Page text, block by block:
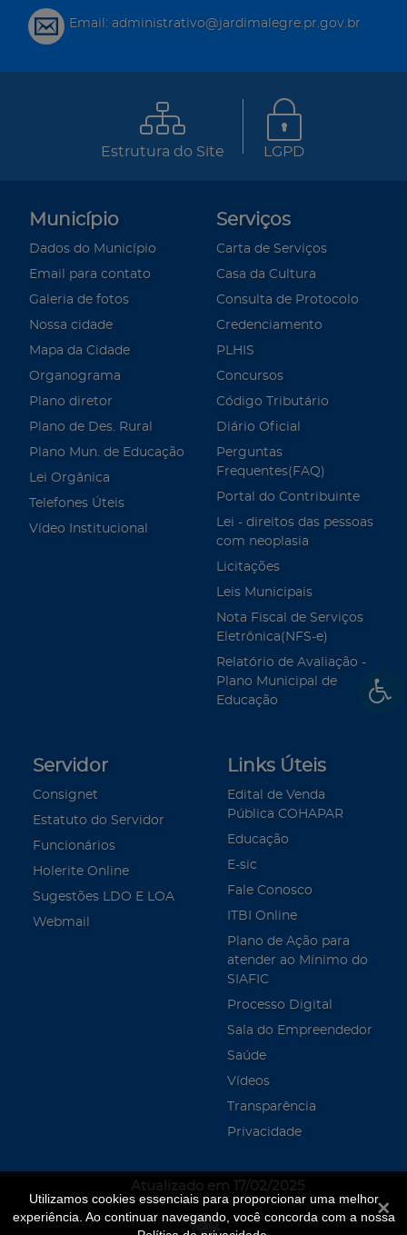
Utilizamos cookies essenciais para proporcionar uma melhor
experiência. Ao continuar navegando, você concorda com a nossa
Email: administrativo@jardimalegre.pr.gov.br
Estrutura do Site LGPD
Município
Dados do Município
Email para contato
Galeria de fotos
Nossa cidade
Mapa da Cidade
Organograma
Plano diretor
Plano de Des. Rural
Plano Mun. de Educação
Lei Orgânica
Telefones Úteis
Vídeo Institucional
Serviços
Carta de Serviços
Casa da Cultura
Consulta de Protocolo
Credenciamento
PLHIS
Concursos
Código Tributário
Diário Oficial
Perguntas
Frequentes(FAQ)
Portal do Contribuinte
Lei - direitos das pessoas
com neoplasia
Licitações
Leis Municipais
Nota Fiscal de Serviços
Eletrônica(NFS-e)
Relatório de Avaliação -
Plano Municipal de
Educação
Servidor
Consignet
Estatuto do Servidor
Funcionários
Holerite Online
Sugestões LDO E LOA
Webmail
Links Úteis
Edital de Venda
Pública COHAPAR
Educação
E-sic
Fale Conosco
ITBI Online
Plano de Ação para
atender ao Mínimo do
SIAFIC
Processo Digital
Sala do Empreendedor
Saúde
Vídeos
Transparência
Privacidade
Atualizado em 17/02/2025